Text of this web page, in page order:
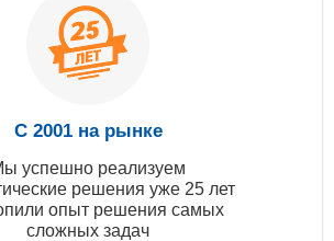
С 2001 на рынке
успешно реализуем
решения уже 25 лет
опыт решения самых
сложных задач